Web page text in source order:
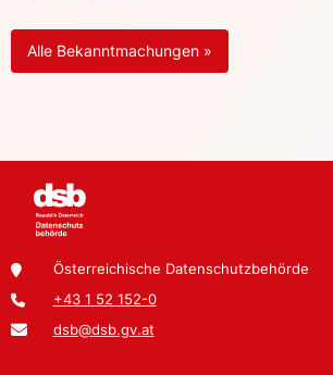
Alle Bekanntmachungen »
Österreichische Datenschutzbehörde
+43 1 52 152-0
dsb@dsb.gv.at